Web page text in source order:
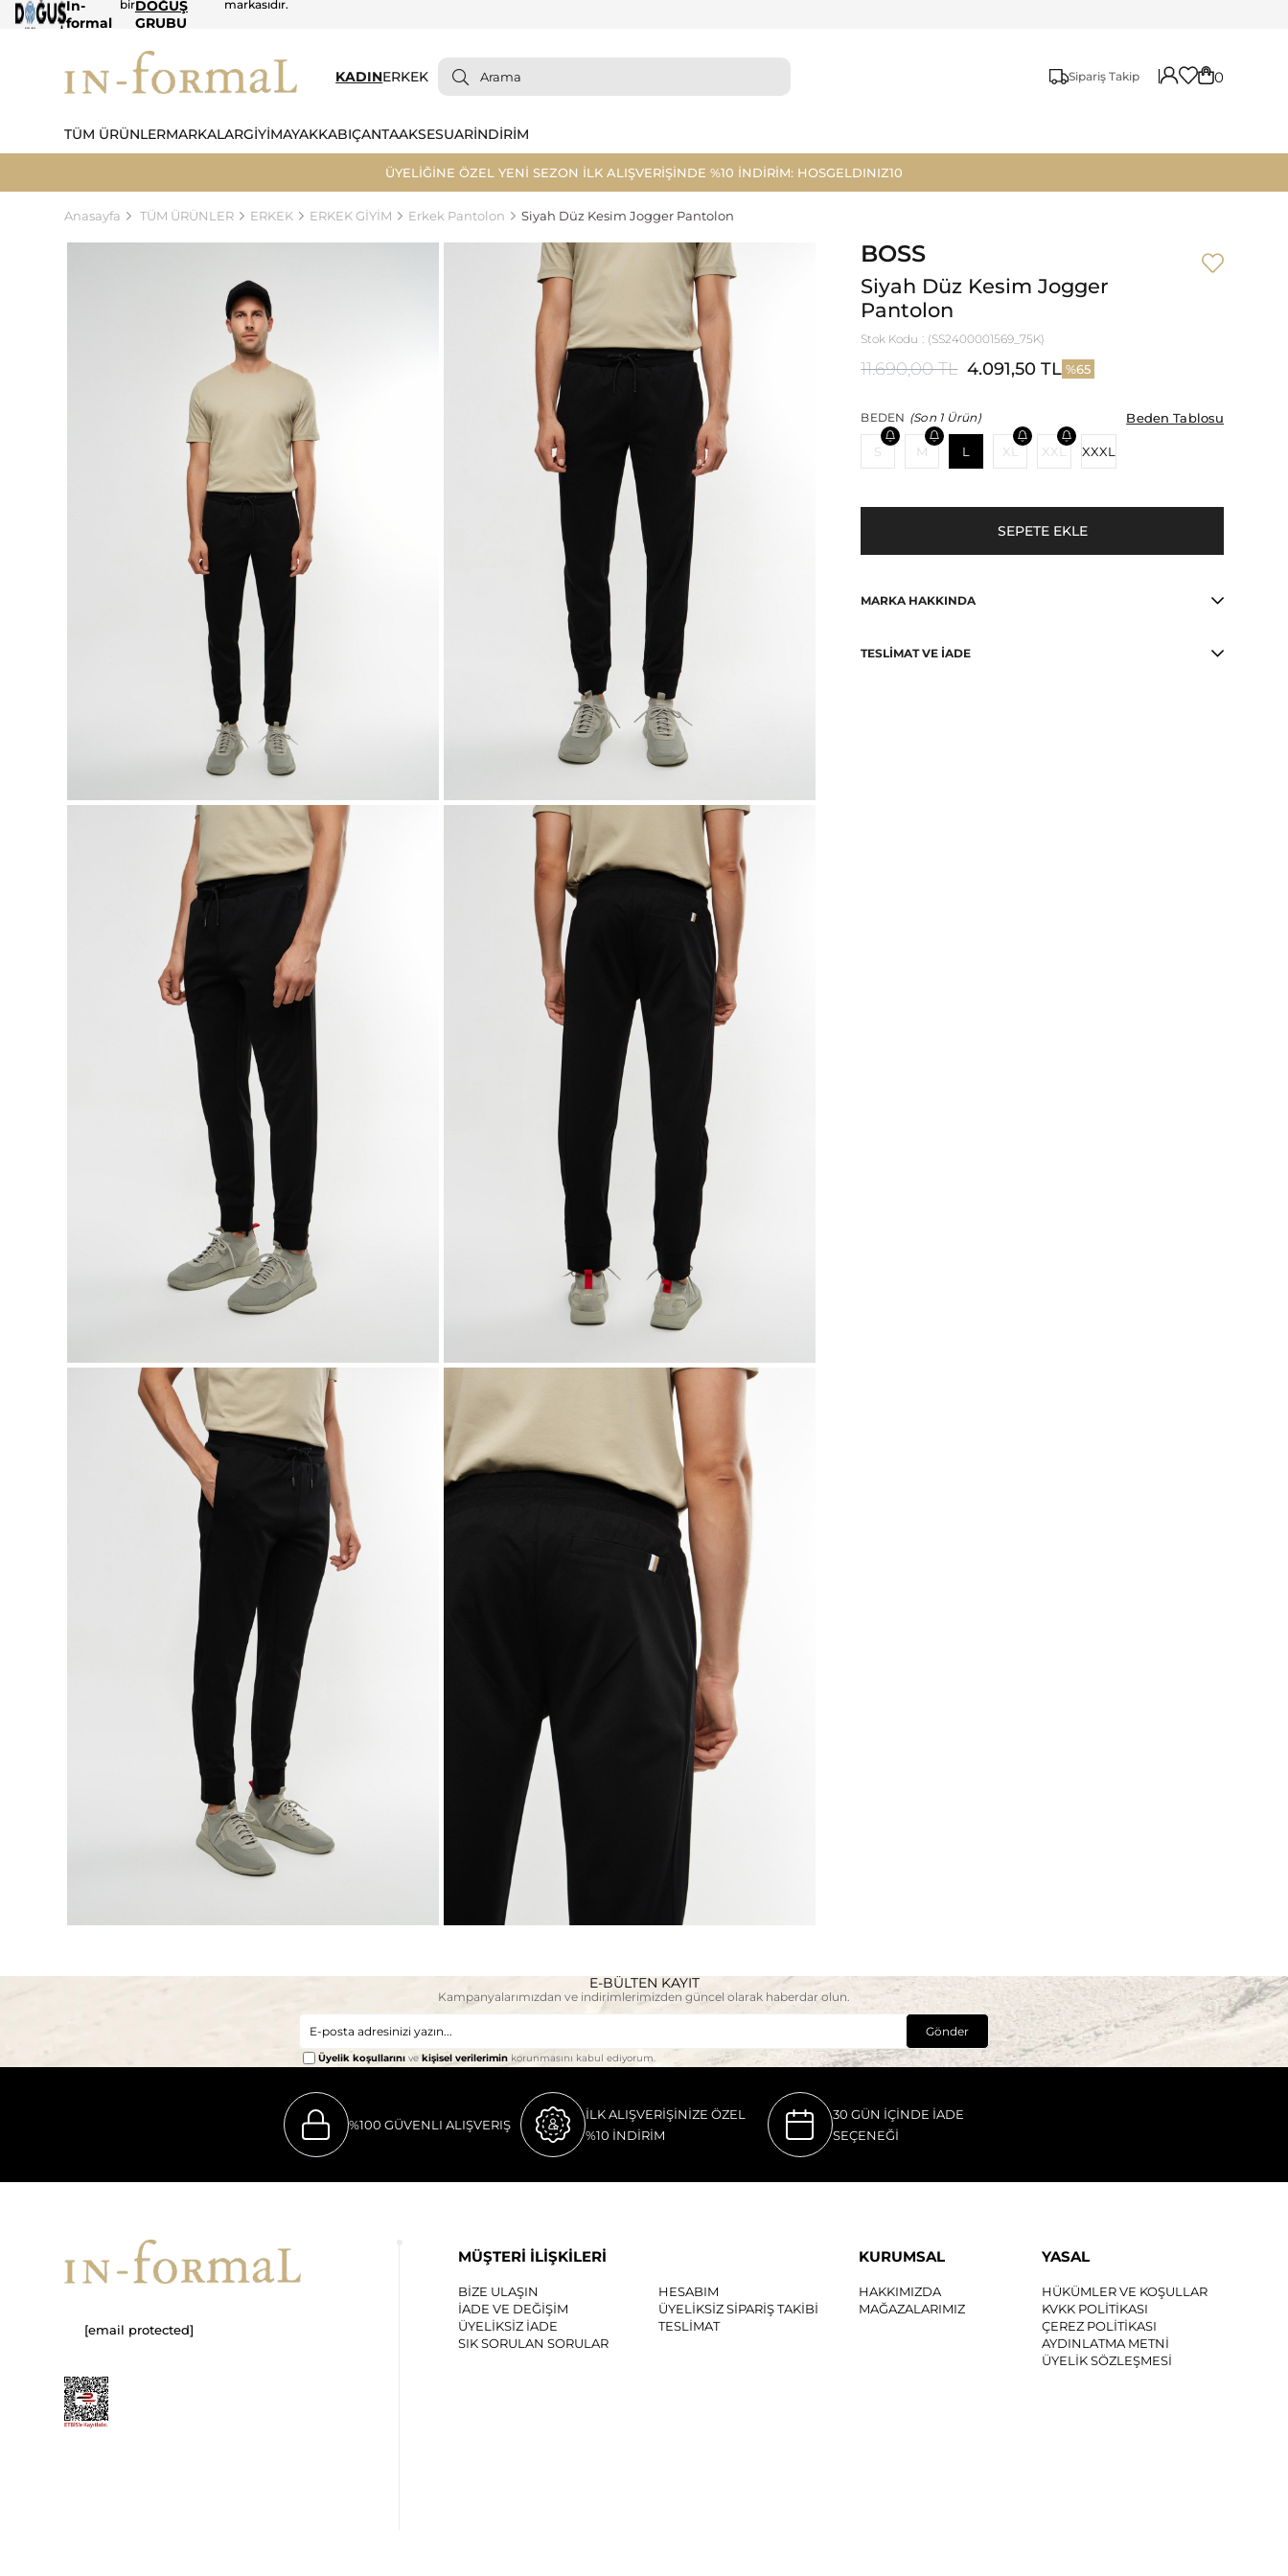
In-
formal
birDOĞUŞ
GRUBU
markasıdır.
KADINERKEK Sipariş Takip 0
TÜM ÜRÜNLERMARKALARGİYİMAYAKKABIÇANTAAKSESUARİNDİRİM
ÜYELİĞİNE ÖZEL YENİ SEZON İLK ALIŞVERİŞİNDE %10 İNDİRİM: HOSGELDINIZ10
Anasayfa TÜM ÜRÜNLER ERKEK ERKEK GİYİM Erkek Pantolon Siyah Düz Kesim Jogger Pantolon
BOSS
Siyah Düz Kesim Jogger
Pantolon
Stok Kodu (SS2400001569_75K)
11.690,00 TL 4.091,50 TL 65
BEDEN (Son 1 Ürün) Beden Tablosu
Beden Tablosu
S M L XL XXL XXXL
MARKA HAKKINDA
TESLIMAT VE İADE
E-BÜLTEN KAYIT
Kampanyalarımızdan ve indirimlerimizden güncel olarak haberdar olun.
Gönder
Üyelik koşullarını ve kişisel verilerimin korunmasını kabul ediyorum.
%100 GÜVENLI ALIŞVERIŞ
İLK ALIŞVERİŞİNİZE ÖZEL
%10 İNDİRİM
30 GÜN İÇİNDE İADE
SEÇENEĞİ
[email protected]
MÜŞTERİ İLİŞKİLERİ
BİZE ULAŞIN
HESABIM
İADE VE DEĞİŞİM
ÜYELİKSİZ SİPARİŞ TAKİBİ
ÜYELİKSİZ İADE
TESLİMAT
SIK SORULAN SORULAR
KURUMSAL
HAKKIMIZDA
MAĞAZALARIMIZ
YASAL
HÜKÜMLER VE KOŞULLAR
KVKK POLİTİKASI
ÇEREZ POLİTİKASI
AYDINLATMA METNİ
ÜYELİK SÖZLEŞMESİ